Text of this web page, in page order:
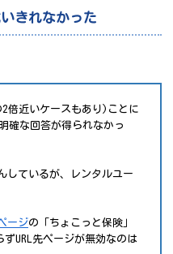
きれなかった
倍近いケースもあり)ことに
確な回答が得られなかっ
しているが、レンタルユー
ージの「ちょこっと保険」
URL先ページが無効なのは